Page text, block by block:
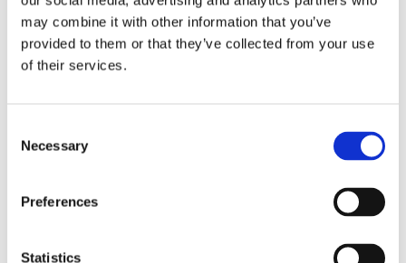
may combine it with other information that you’ve
provided to them or that they’ve collected from your use
of their services.
Selection
Necessary
Preferences
Statistics
Nukreipkite pirštą į mėginį ant stalo ir pridėkite lancetą prie
piršto galoapatinės dalies. Stumkite lanceto viršutinę dalį
link piršto, kol išgirsite spragtelėjimą. Lancetas automatiškai